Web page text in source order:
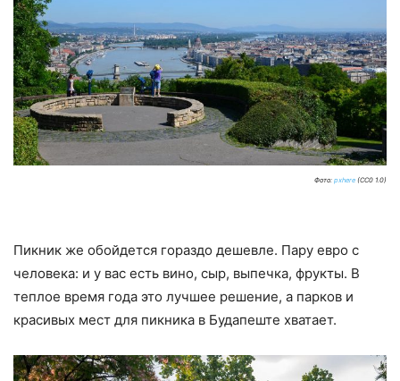
Фото: pxhere (CC0 1.0)
Пикник же обойдется гораздо дешевле. Пару евро с
человека: и у вас есть вино, сыр, выпечка, фрукты. В
теплое время года это лучшее решение, а парков и
красивых мест для пикника в Будапеште хватает.